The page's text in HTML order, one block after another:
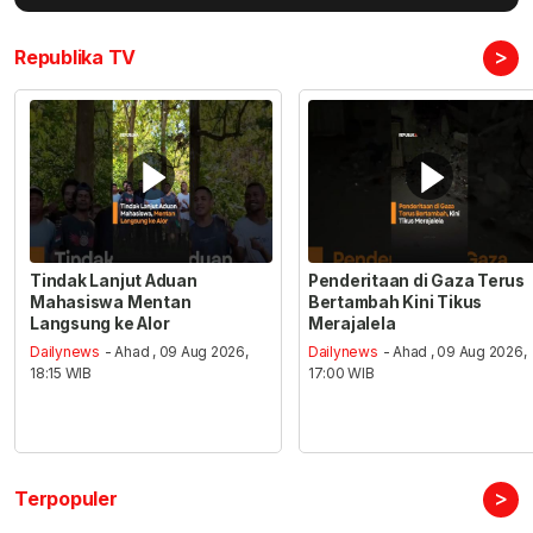
Republika TV >
Tindak Lanjut Aduan
Mahasiswa Mentan
Langsung ke Alor
Dailynews - Ahad , 09 Aug 2026,
18:15 WIB
Penderitaan di Gaza Terus
Bertambah Kini Tikus
Merajalela
Dailynews - Ahad , 09 Aug 2026,
17:00 WIB
Terpopuler >